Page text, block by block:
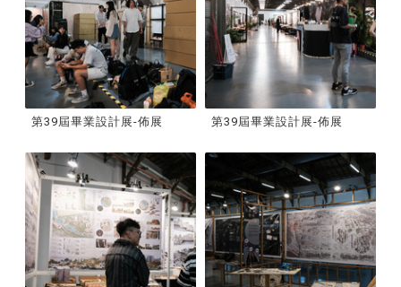
第39屆畢業設計展-佈展 第39屆畢業設計展-佈展